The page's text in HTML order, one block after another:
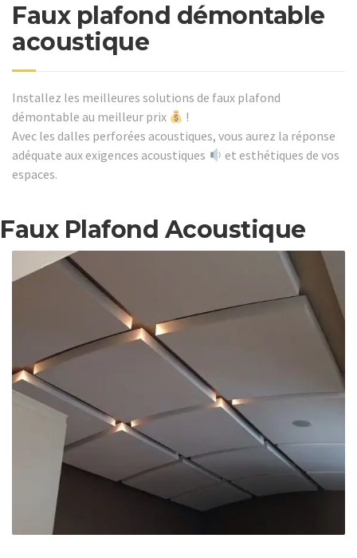
Faux plafond démontable
acoustique
Installez les meilleures solutions de faux plafond
démontable au meilleur prix
!
Avec les dalles perforées acoustiques, vous aurez la réponse
adéquate aux exigences acoustiques
et esthétiques de vos
espaces.
Faux Plafond Acoustique